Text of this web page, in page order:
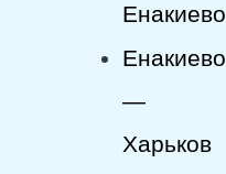
Енакиево
Енакиево
—
Харьков